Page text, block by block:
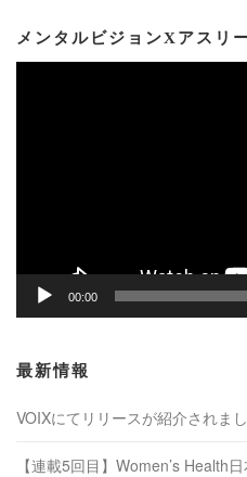
メンタルビジョンXアスリ
00:00
最新情報
VOIXにてリリースが紹介されまし
【連載5回目】Women’s Health